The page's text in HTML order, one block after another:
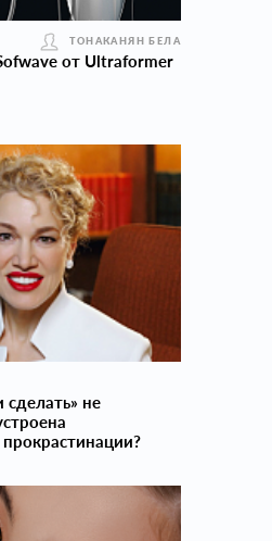
ТОНАКАНЯН БЕЛА
от Ultraformer
сделать» не